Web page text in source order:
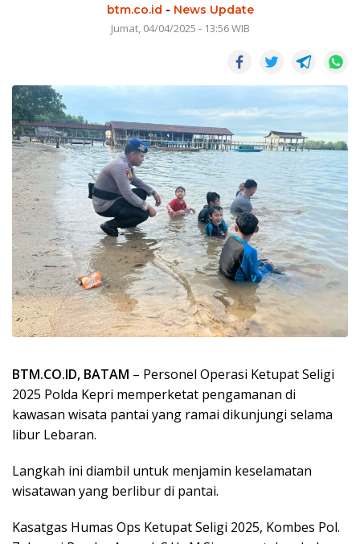
btm.co.id - News Update
Jumat, 04/04/2025 - 13:56 WIB
BTM.CO.ID, BATAM – Personel Operasi Ketupat Seligi
2025 Polda Kepri memperketat pengamanan di
kawasan wisata pantai yang ramai dikunjungi selama
libur Lebaran.
Langkah ini diambil untuk menjamin keselamatan
wisatawan yang berlibur di pantai.
Kasatgas Humas Ops Ketupat Seligi 2025, Kombes Pol.